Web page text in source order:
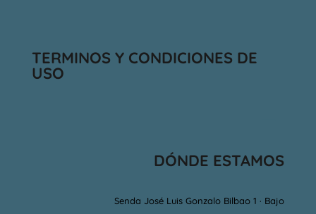
TERMINOS Y CONDICIONES DE
USO
DÓNDE ESTAMOS
Senda José Luis Gonzalo Bilbao 1 · Bajo